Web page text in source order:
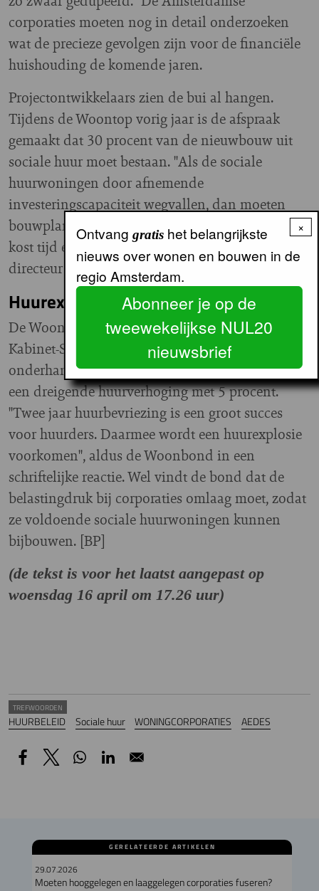
corporaties moeten nog in detail onderzoeken
wat de precieze gevolgen zijn voor de financiële
huishouding de komende jaren.
Projectontwikkelaars zien de bui al hangen.
Tijdens de Woontop vorig jaar is de afspraak
gemaakt dat 30 procent van de nieuwbouw uit
sociale huur moet bestaan. "Als de sociale
huurwoningen door afnemende
investeringscapaciteit wegvallen, dan moeten
bouwplannen opnieuw worden bekeken. Dat
kost tijd en zorgt voor vertraging'', zo verklaart
directeur Minhas van de Neprom.
Huurexplosie voorkomen
De Woonbond is blij met de stap van het
Kabinet-Schoof. Vorig jaar staakten zij de
onderhandelingen met minister Keijzer vanwege
een dreigende huurverhoging met 5 procent.
"Twee jaar huurbevriezing is een groot succes
voor huurders. Daarmee wordt een huurexplosie
voorkomen", aldus de Woonbond in een
schriftelijke reactie. Wel vindt de bond dat de
belastingdruk bij corporaties omlaag moet, zodat
ze voldoende sociale huurwoningen kunnen
bijbouwen. [BP]
(de tekst is voor het laatst aangepast op
woensdag 16 april om 17.26 uur)
TREFWOORDEN
HUURBELEID Sociale huur WONINGCORPORATIES AEDES
GERELATEERDE ARTIKELEN
29.07.2026
Moeten hooggelegen en laaggelegen corporaties fuseren?
×
Ontvang gratishet belangrijkste
nieuws over wonen en bouwen in de
regio Amsterdam.
Abonneer je op de
tweewekelijkse NUL20
nieuwsbrief